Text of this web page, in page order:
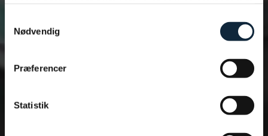
Nødvendig
Præferencer
Statistik